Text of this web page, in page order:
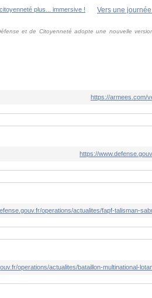
Vers une
et de Citoyenneté adopte une nouvelle
https://armees.com/
https://
operations/actualites/fapf-talisman-
operations/actualites/bataillon-multinational-